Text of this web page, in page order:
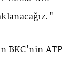
BKC'nin ATP